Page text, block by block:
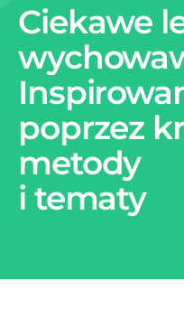
Ciekawe
poprzez
metody
i tematy